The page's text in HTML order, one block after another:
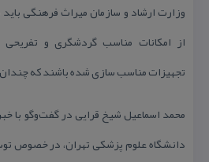
وزارت ارشاد و سازمان میراث فرهنگی باید
از امكانات مناسب گردشگری و
تجهیزات مناسب سازی شده باشند كه
محمد اسماعیل شیخ قرایی در گفت‌وگو با
دانشگاه علوم پزشكی تهران، در خصوص